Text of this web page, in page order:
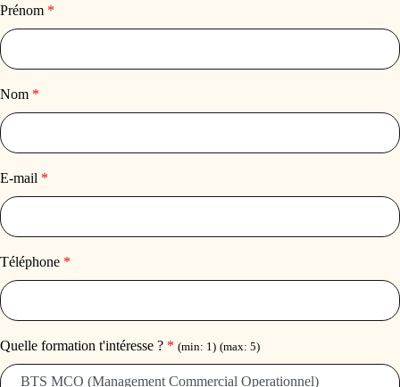
Prénom *
Nom *
E-mail *
Téléphone *
Quelle formation t'intéresse ? * (min: 1) (max: 5)